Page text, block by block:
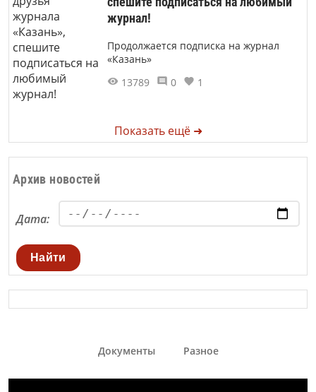
журнал!
Продолжается подписка на журнал
«Казань»
13789
0 1
Показать ещё ➜
Архив новостей
Дата:
Найти
Документы Разное